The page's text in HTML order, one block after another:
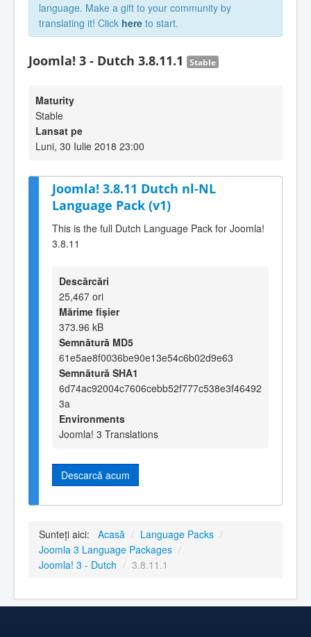
language. Make a gift to your community by
translating it! Click here to start.
Joomla! 3 - Dutch 3.8.11.1 Stable
Maturity
Stable
Lansat pe
Luni, 30 Iulie 2018 23:00
Joomla! 3.8.11 Dutch nl-NL
Language Pack (v1)
This is the full Dutch Language Pack for Joomla!
3.8.11
Descărcări
25,467 ori
Mărime fișier
373.96 kB
Semnătură MD5
61e5ae8f0036be90e13e54c6b02d9e63
Semnătură SHA1
6d74ac92004c7606cebb52f777c538e3f46492
3a
Environments
Joomla! 3 Translations
Descarcă acum
Sunteți aici: Acasă / Language Packs /
Joomla 3 Language Packages /
Joomla! 3 - Dutch / 3.8.11.1